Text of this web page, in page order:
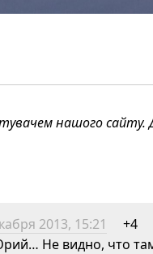
нашого сайту.
2013, 15:21
+4
Не видно, что там